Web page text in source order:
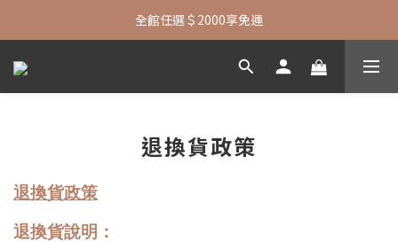
七夕限定| 指定包款+短夾還贈品牌襪子
全館任選＄2000享免運
七夕限定| 指定包款+短夾還贈品牌襪子
退換貨政策
退換貨政策
退換貨說明：